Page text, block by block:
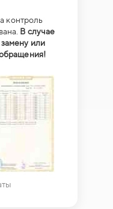
контроль
В случае
или